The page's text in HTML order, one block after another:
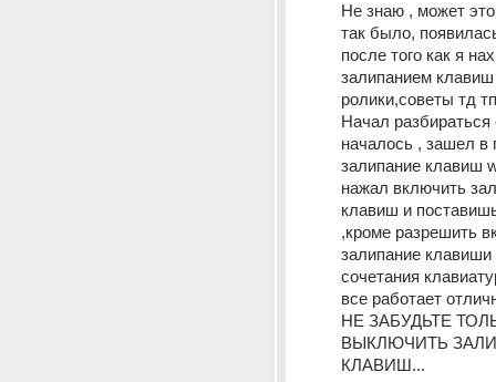
Не знаю , может
так было,
после того как я
залипанием
ролики,советы тд
Начал разбираться
началось , зашел в
залипание клавиш
нажал включить
клавиш и
,кроме разрешить
залипание
сочетания
все работает
НЕ ЗАБУДЬТЕ
ВЫКЛЮЧИТЬ
КЛАВИШ...